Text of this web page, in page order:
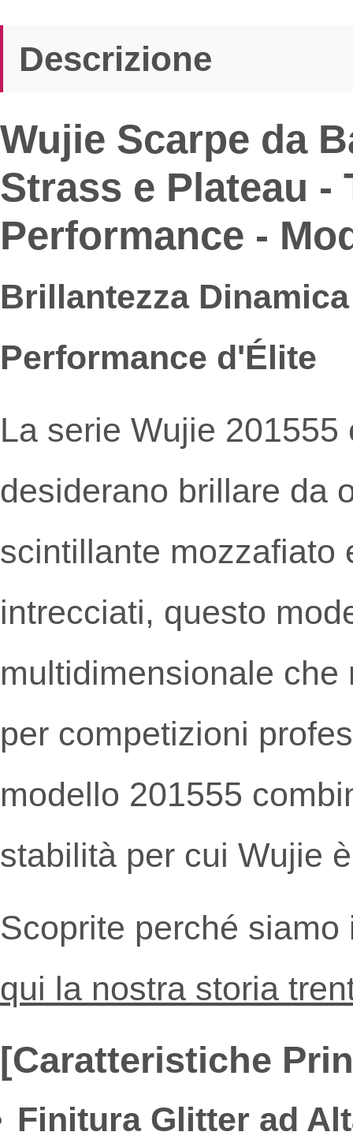
Descrizione
Wujie Scarpe da
Strass e Plateau -
Performance -
Brillantezza
Performance d'Élite
La serie Wujie
desiderano brillare da
scintillante mozzafiato
intrecciati, questo
multidimensionale
per competizioni
modello 201555
stabilità per cui Wujie
Scoprite perché
qui la nostra storia
[Caratteristiche
Finitura Glitter ad